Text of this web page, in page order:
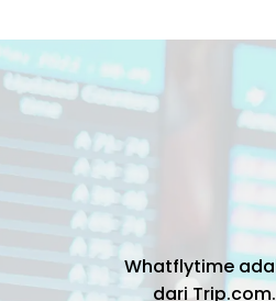
Whatflytime
dari